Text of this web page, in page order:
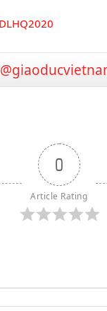
0
Article Rating